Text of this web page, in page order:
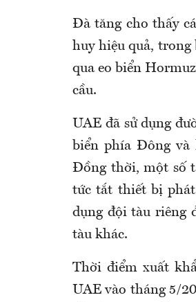
Đà tăng cho thấy
huy hiệu quả,
qua eo biển
cầu.
UAE đã sử dụng
biển phía Đông và
Đồng thời, một số
tức tắt thiết bị
dụng đội tàu riêng
tàu khác.
Thời điểm xuất
UAE vào tháng 5/